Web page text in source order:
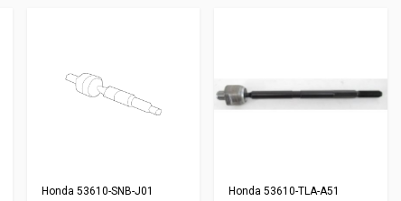
Honda 53610-SNB-J01 Honda 53610-TLA-A51